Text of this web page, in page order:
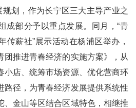
规划，作为长宁区三大主导产业之
部分予以重点发展。同月，“青
传薪社”展示活动在杨浦区举办，
团推进青春经济的实施方案》，从
小店、统筹市场资源、优化营商环
路径，为青春经济发展提供系统性
、金山等区结合区域特色，相继推